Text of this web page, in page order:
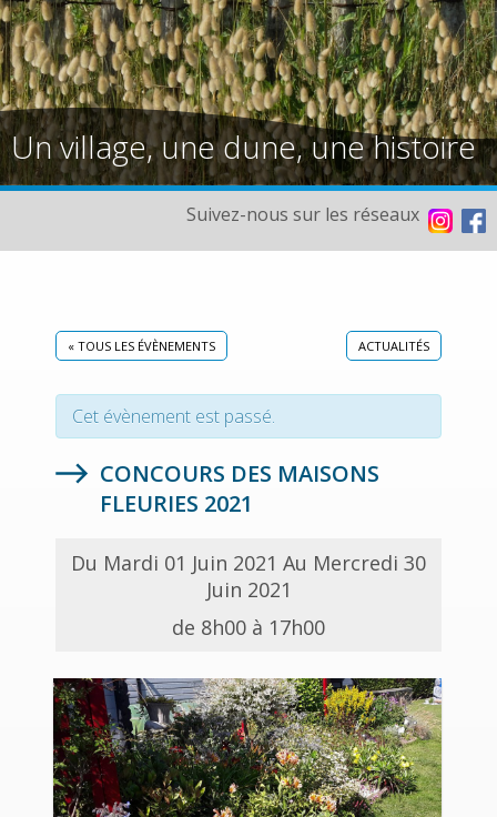
Un village, une dune, une histoire
Suivez-nous sur les réseaux
« TOUS LES ÉVÈNEMENTS ACTUALITÉS
Cet évènement est passé.
CONCOURS DES MAISONS
FLEURIES 2021
Du Mardi 01 Juin 2021 Au Mercredi 30
Juin 2021
de 8h00 à 17h00